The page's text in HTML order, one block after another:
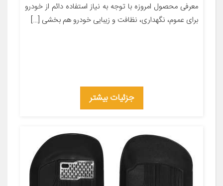
معرفی محصول امروزه با توجه به نیاز استفاده دائم از خودرو
برای عموم، نگهداری، نظافت و زیبایی خودرو هم بخشی […]
جزئیات بیشتر